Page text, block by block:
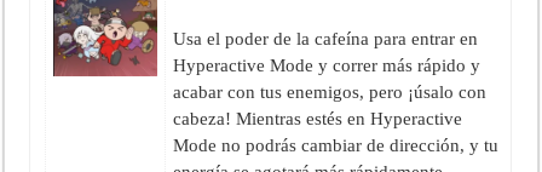
Usa el poder de la cafeína para entrar en
Hyperactive Mode y correr más rápido y
acabar con tus enemigos, pero ¡úsalo con
cabeza! Mientras estés en Hyperactive
Mode no podrás cambiar de dirección, y tu